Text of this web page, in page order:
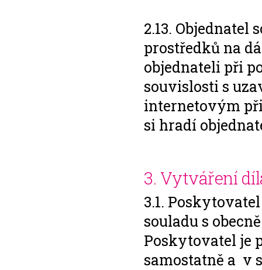
2.13.
prostředků na
objednateli při
souvislosti s
internetovým
si hradí
3. Vytváření
3.1.
souladu s
Poskytovatel je
samostatně a v